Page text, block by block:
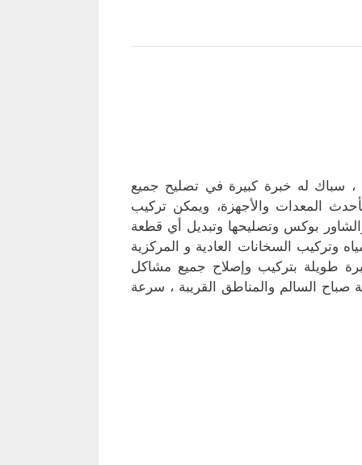
سباك له خبرة كبيرة في تصليح جميع
المعدات والأجهزة، ويمكن تركيب
بوكس وتصليحها وتبديل أي قطعة
وتركيب السخانات العادية و المركزية
طويلة بتركيب وإصلاح جميع مشاكل
السالم والمناطق القريبة ، سرعة